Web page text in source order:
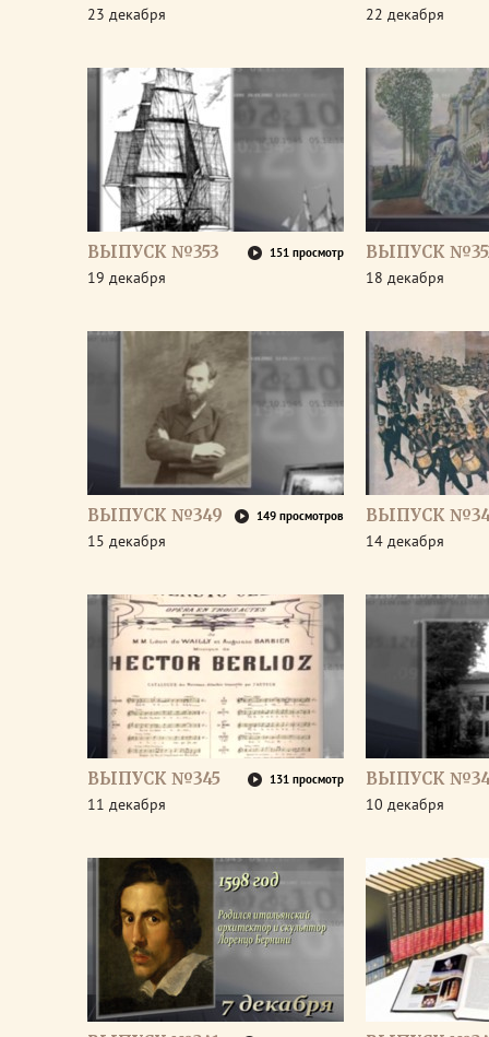
23 декабря 22 декабря
ВЫПУСК №353 151 просмотр
19 декабря
ВЫПУСК
18 декабря
ВЫПУСК №349 149 просмотров
15 декабря
ВЫПУСК
14 декабря
ВЫПУСК №345 131 просмотр
11 декабря
ВЫПУСК
10 декабря